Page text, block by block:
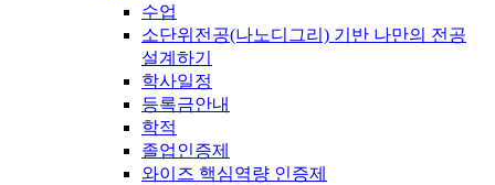
수업
소단위전공(나노디그리) 기반 나만의 전공
설계하기
학사일정
등록금안내
학적
졸업인증제
와이즈 핵심역량 인증제